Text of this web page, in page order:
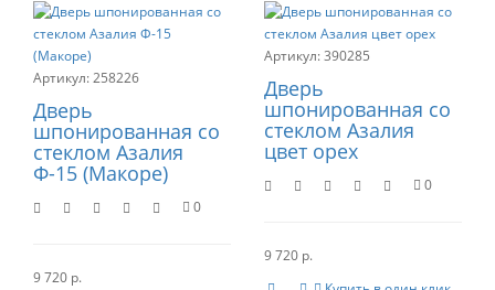
258226
Дверь
шпонированная со
стеклом Азалия
Ф-15 (Макоре)
0
9 720 р.
390285
Дверь
шпонированная со
стеклом Азалия
цвет орех
0
9 720 р.